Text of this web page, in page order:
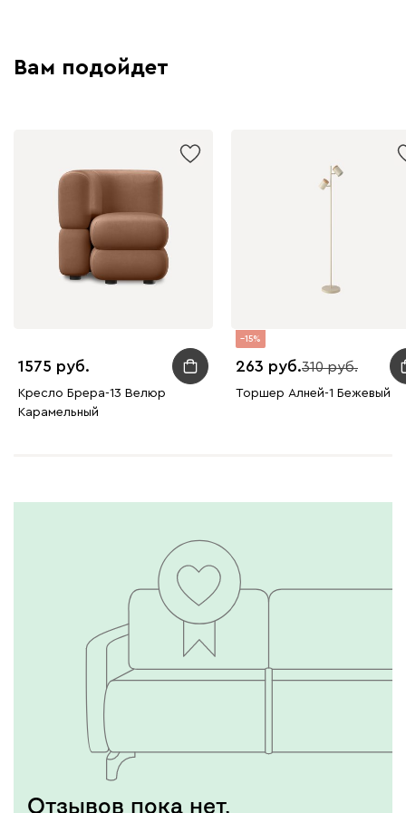
Вам подойдет
1575
Кресло Брера-13 Велюр
Карамельный
15
263 310
Торшер Алней-1 Бежевый
Отзывов пока нет,